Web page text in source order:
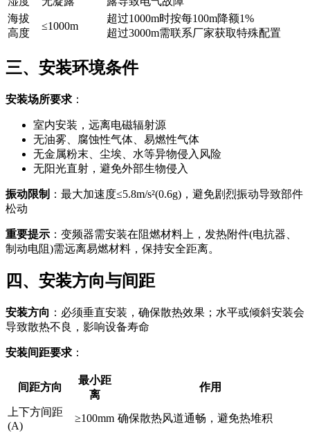
海拔
高度
≤1000m
超过1000m时按每100m降额1%
超过3000m需联系厂家获取特殊配置
三、安装环境条件
安装场所要求 ：
室内安装，远离电磁辐射源
无油雾、腐蚀性气体、易燃性气体
无金属粉末、尘埃、水等异物侵入风险
无阳光直射，避免外部生物侵入
振动限制 ：最大加速度≤5.8m/s²(0.6g)，避免剧烈振动导致部件
松动
重要提示 ：变频器需安装在阻燃材料上，发热附件(电抗器、
制动电阻)需远离易燃材料，保持安全距离。
四、安装方向与间距
安装方向 ：必须垂直安装，确保散热效果；水平或倾斜安装会
导致散热不良，影响设备寿命
安装间距要求 ：
间距方向
最小距
离
作用
上下方间距
(A)
≥100mm 确保散热风道通畅，避免热堆积